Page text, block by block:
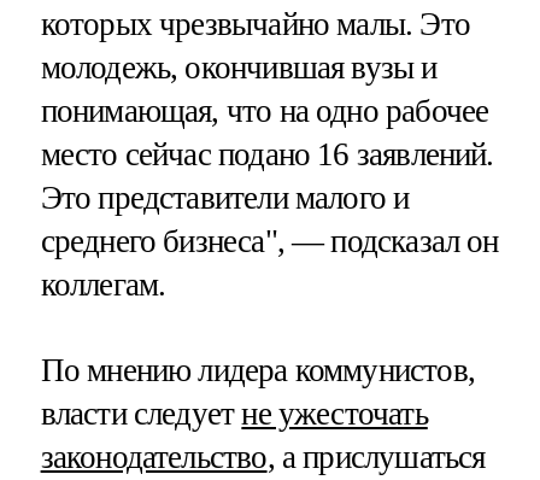
которых чрезвычайно малы. Это
молодежь, окончившая вузы и
понимающая, что на одно рабочее
место сейчас подано 16 заявлений.
Это представители малого и
среднего бизнеса", — подсказал он
коллегам.
По мнению лидера коммунистов,
власти следуетне ужесточать
законодательство, а прислушаться